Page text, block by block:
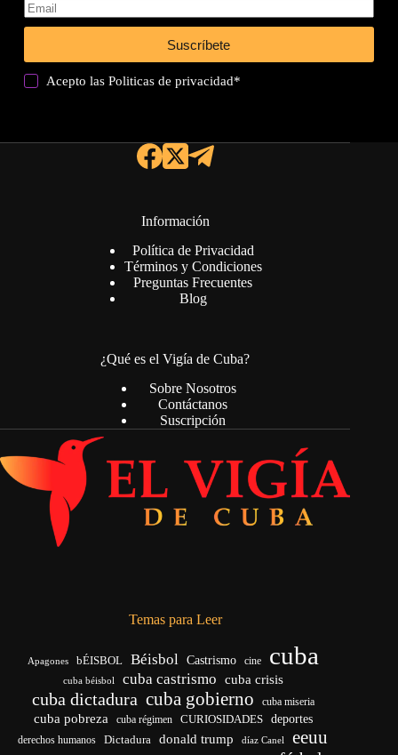
Suscríbete
Acepto lasPoliticas de privacidad*
Información
Política de Privacidad
Términos y Condiciones
Preguntas Frecuentes
Blog
¿Qué es el Vigía de Cuba?
Sobre Nosotros
Contáctanos
Suscripción
Temas para Leer
Apagones bÉISBOL Béisbol Castrismo cine cuba
cuba béisbol cuba castrismo cuba crisis
cuba dictadura cuba gobierno cuba miseria
cuba pobreza cuba régimen CURIOSIDADES deportes
derechos humanos Dictadura donald trump díaz Canel eeuu